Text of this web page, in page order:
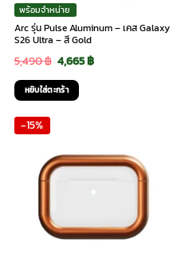
พร้อมจำหน่าย
Arc รุ่น Pulse Aluminum – เคส Galaxy
S26 Ultra – สี Gold
5,490฿ Original
price
was:
4,665฿Current
หยิบใส่ตะกร้า
-15%